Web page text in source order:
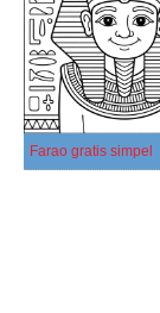
Farao gratis simpel